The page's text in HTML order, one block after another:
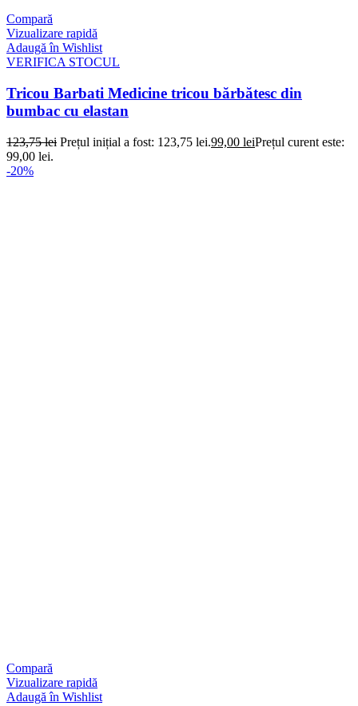
Compară
Vizualizare rapidă
Adaugă în Wishlist
VERIFICA STOCUL
Tricou Barbati Medicine tricou bărbătesc din
bumbac cu elastan
123,75lei Prețul inițial a fost: 123,75 lei.99,00 leiPrețul curent este:
99,00 lei.
-20%
Compară
Vizualizare rapidă
Adaugă în Wishlist